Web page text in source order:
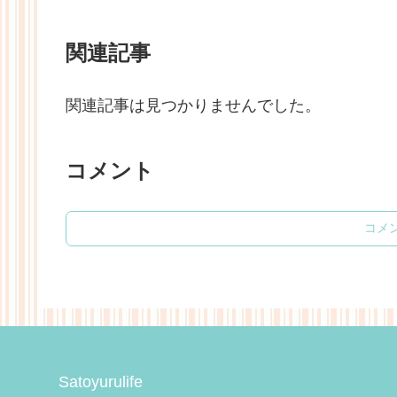
関連記事
関連記事は見つかりませんでした。
コメント
コメ
Satoyurulife